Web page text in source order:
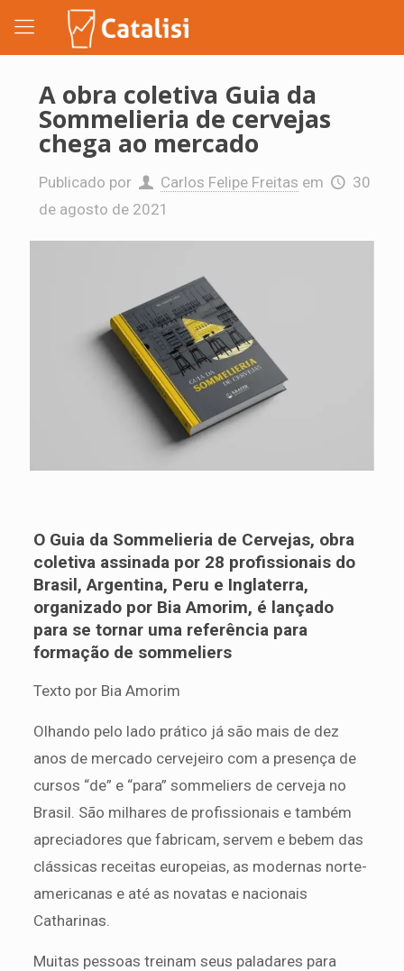
A obra coletiva Guia da
Sommelieria de cervejas
chega ao mercado
Publicado por Carlos Felipe Freitas em
30
de agosto de 2021
O Guia da Sommelieria de Cervejas, obra
coletiva assinada por 28 profissionais do
Brasil, Argentina, Peru e Inglaterra,
organizado por Bia Amorim, é lançado
para se tornar uma referência para
formação de sommeliers
Texto por Bia Amorim
Olhando pelo lado prático já são mais de dez
anos de mercado cervejeiro com a presença de
cursos “de” e “para” sommeliers de cerveja no
Brasil. São milhares de profissionais e também
apreciadores que fabricam, servem e bebem das
clássicas receitas europeias, as modernas norte-
americanas e até as novatas e nacionais
Catharinas.
Muitas pessoas treinam seus paladares para